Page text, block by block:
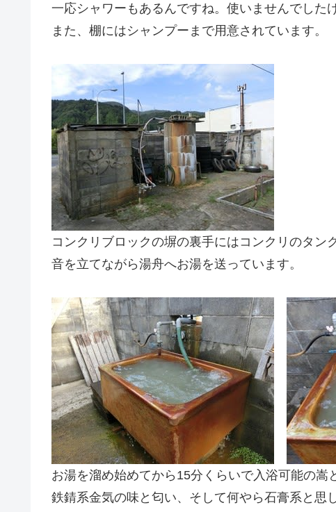
一応シャワーもあるんですね。使いませんでした
また、棚にはシャンプーまで用意されています。
コンクリブロックの塀の裏手にはコンクリのタン
音を立てながら湯舟へお湯を送っています。
お湯を溜め始めてから15分くらいで入浴可能の嵩
鉄錆系金気の味と匂い、そして何やら石膏系と思